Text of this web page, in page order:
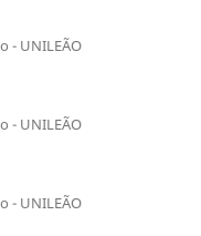
- UNILEÃO
- UNILEÃO
- UNILEÃO